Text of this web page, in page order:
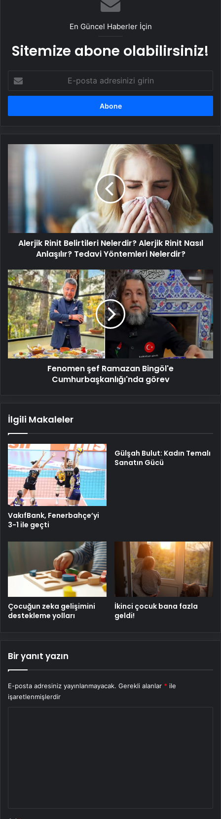
En Güncel Haberler İçin
Sitemize abone olabilirsiniz!
posta
adresinizi
Alerjik
Alerjik
Anlaşılır?
Tedavi
Yöntemleri
Alerjik Rinit Belirtileri Nelerdir? Alerjik Rinit Nasıl
Anlaşılır? Tedavi Yöntemleri Nelerdir?
Fenomen
şef
Ramazan
Bingöl'e
Cumhurbaşkanlığı'nda
görev
Fenomen şef Ramazan Bingöl'e
Cumhurbaşkanlığı'nda görev
İlgili Makaleler
VakıfBank, Fenerbahçe’yi
3-1 ile geçti
Gülşah Bulut: Kadın Temalı
Sanatın Gücü
Çocuğun zeka gelişimini
destekleme yolları
İkinci çocuk bana fazla
geldi!
Bir yanıt yazın
E-posta adresiniz yayınlanmayacak. Gerekli alanlar * ile
işaretlenmişlerdir